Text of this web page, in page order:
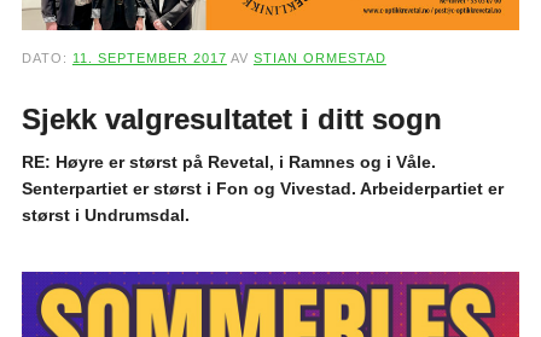
DATO: 11. SEPTEMBER 2017 AV STIAN ORMESTAD
Sjekk valgresultatet i ditt sogn
RE: Høyre er størst på Revetal, i Ramnes og i Våle.
Senterpartiet er størst i Fon og Vivestad. Arbeiderpartiet er
størst i Undrumsdal.